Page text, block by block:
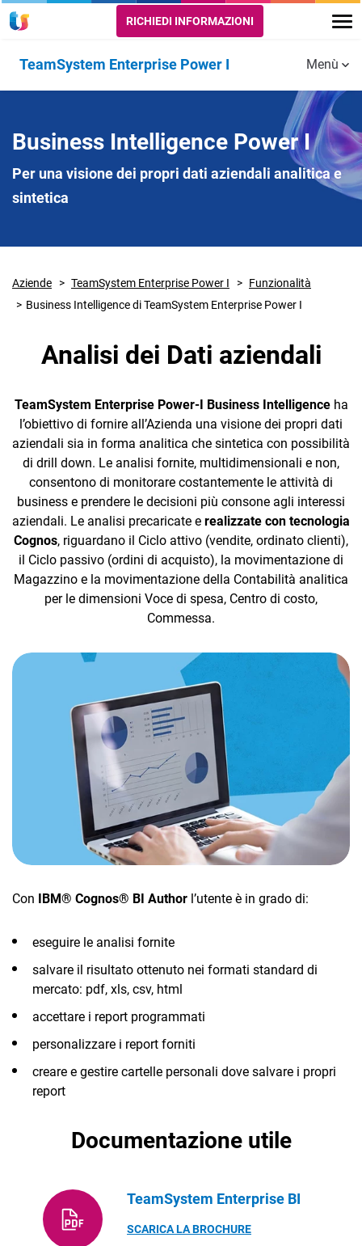
CRM
Ecommerce
Email Marketing
Fatturazione
HR
TeamSystem Corporate
TeamSystem Store
RICHIEDI INFORMAZIONI
TeamSystem Enterprise Power I
AMMINISTRATIVA
Amministrazione
Finanza e Redditi
Acquisti
documenti
Cespiti
Gestione Bilancio
Provvigioni
Gestione del
personale
E LOGISTICA
Produzione
Magazzini
intelligence
RISORSE
UTILI
Assistenza
TeamSystem Sales
Menù
Business Intelligence Power I
Per una visione dei propri dati aziendali analitica e
sintetica
Aziende TeamSystem Enterprise Power I
Funzionalità
Business Intelligence di TeamSystem Enterprise Power I
Analisi dei Dati aziendali
TeamSystem Enterprise Power-I Business Intelligenceha
l’obiettivo di fornire all’Azienda una visione dei propri dati
aziendali sia in forma analitica che sintetica con possibilità
di drill down. Le analisi fornite, multidimensionali e non,
consentono di monitorare costantemente le attività di
business e prendere le decisioni più consone agli interessi
aziendali. Le analisi precaricate e realizzate con tecnologia
Cognos, riguardano il Ciclo attivo (vendite, ordinato clienti),
il Ciclo passivo (ordini di acquisto), la movimentazione di
Magazzino e la movimentazione della Contabilità analitica
per le dimensioni Voce di spesa, Centro di costo,
Commessa.
Con IBM® Cognos® BI Author l’utente è in grado di:
eseguire le analisi fornite
salvare il risultato ottenuto nei formati standard di
mercato: pdf, xls, csv, html
accettare i report programmati
personalizzare i report forniti
creare e gestire cartelle personali dove salvare i propri
report
Documentazione utile
TeamSystem Enterprise BI
SCARICA LA BROCHURE